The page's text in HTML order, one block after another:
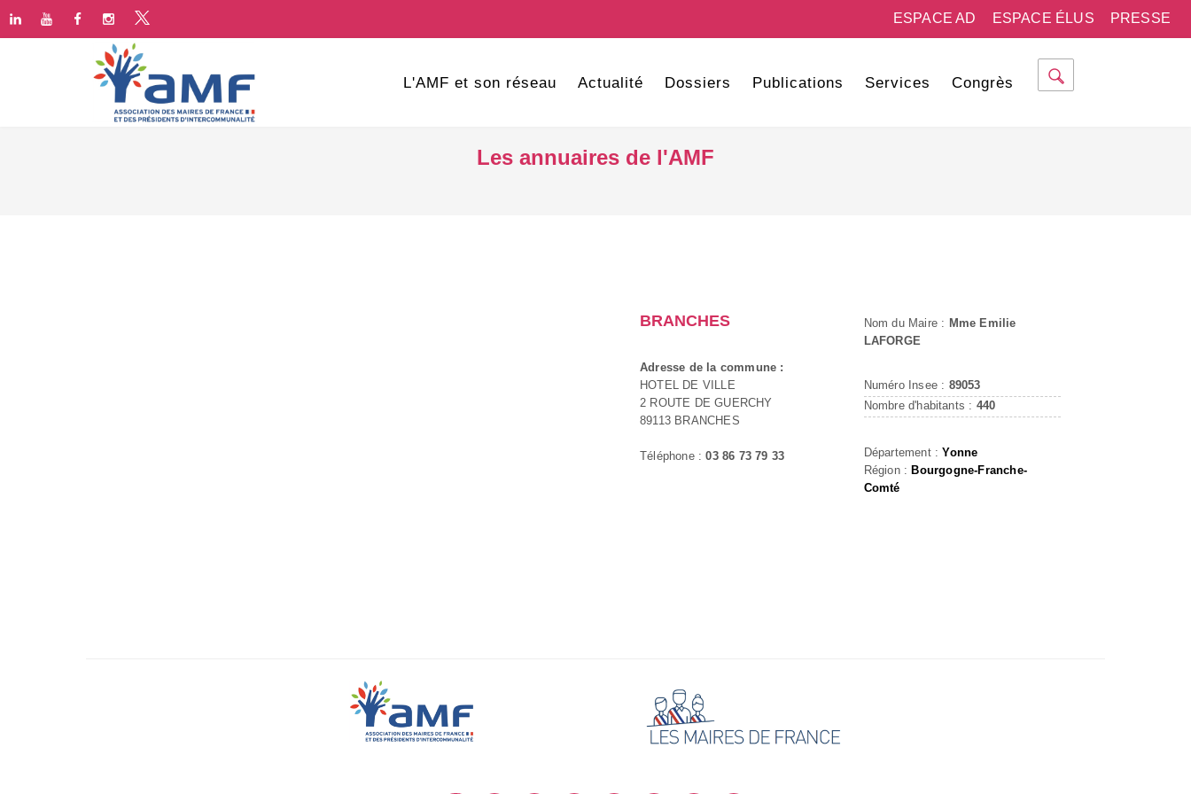
PRESSE
ESPACE ÉLUS
ESPACE AD
L'AMF et son réseau Actualité Dossiers Publications Services Congrès
Les annuaires de l'AMF
BRANCHES
Adresse de la commune :
HOTEL DE VILLE
2 ROUTE DE GUERCHY
89113 BRANCHES
Téléphone :03 86 73 79 33
Nom du Maire : Mme Emilie
LAFORGE
Numéro Insee : 89053
Nombre d'habitants : 440
Département :Yonne
Région : Bourgogne-Franche-
Comté